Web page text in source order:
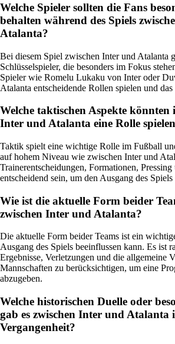
Welche Spieler sollten die Fans
behalten während des Spiels
Atalanta?
Bei diesem Spiel zwischen Inter und Atalanta
Schlüsselspieler, die besonders im Fokus
Spieler wie Romelu Lukaku von Inter oder
Atalanta entscheidende Rollen spielen und
Welche taktischen Aspekte könnten
Inter und Atalanta eine Rolle
Taktik spielt eine wichtige Rolle im Fußball
auf hohem Niveau wie zwischen Inter und
Trainerentscheidungen, Formationen,
entscheidend sein, um den Ausgang des
Wie ist die aktuelle Form beider
zwischen Inter und Atalanta?
Die aktuelle Form beider Teams ist ein
Ausgang des Spiels beeinflussen kann. Es ist
Ergebnisse, Verletzungen und die allgemeine
Mannschaften zu berücksichtigen, um eine
abzugeben.
Welche historischen Duelle oder
gab es zwischen Inter und Atalanta
Vergangenheit?